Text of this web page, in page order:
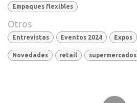
Empaques flexibles
Otros
Entrevistas Eventos 2024 Expos
Novedades retail supermercados